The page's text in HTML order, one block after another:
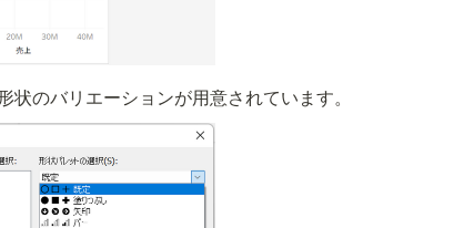
状のバリエーションが用意されています。